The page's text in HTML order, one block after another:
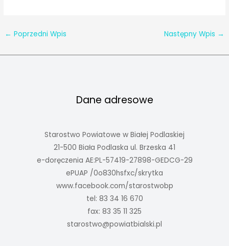
← Poprzedni Wpis Następny Wpis →
Dane adresowe
Starostwo Powiatowe w Białej Podlaskiej
21-500 Biała Podlaska ul. Brzeska 41
e-doręczenia AE:PL-57419-27898-GEDCG-29
ePUAP /0o830hsfxc/skrytka
www.facebook.com/starostwobp
tel: 83 34 16 670
fax: 83 35 11 325
starostwo@powiatbialski.pl